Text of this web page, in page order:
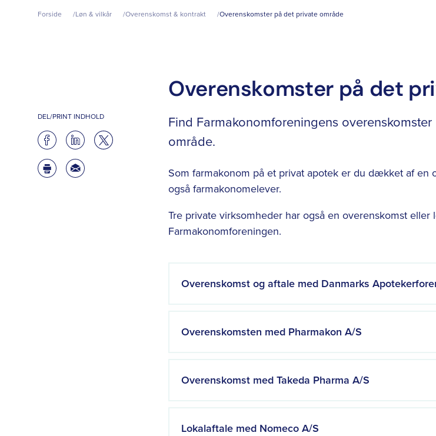
Forside Løn & vilkår Overenskomst & kontrakt Overenskomster på det private område
Overenskomster på det
DEL/PRINT INDHOLD
Find Farmakonomforeningens
område.
Som farmakonom på et privat apotek er du dækket af en
også farmakonomelever.
Tre private virksomheder har også en overenskomst eller
Farmakonomforeningen.
Overenskomst og aftale med Danmarks
Overenskomsten med Pharmakon A/S
Overenskomst med Takeda Pharma A/S
Lokalaftale med Nomeco A/S